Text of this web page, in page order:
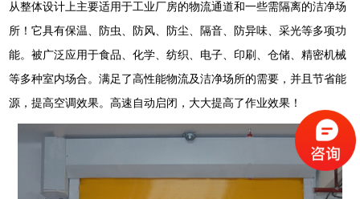
从整体设计上主要适用于工业厂房的物流通道和一些需隔离的洁净场
所！它具有保温、防虫、防风、防尘、隔音、防异味、采光等多项功
能。被广泛应用于食品、化学、纺织、电子、印刷、仓储、精密机械
等多种室内场合。满足了高性能物流及洁净场所的需要，并且节省能
源，提高空调效果。高速自动启闭，大大提高了作业效果！